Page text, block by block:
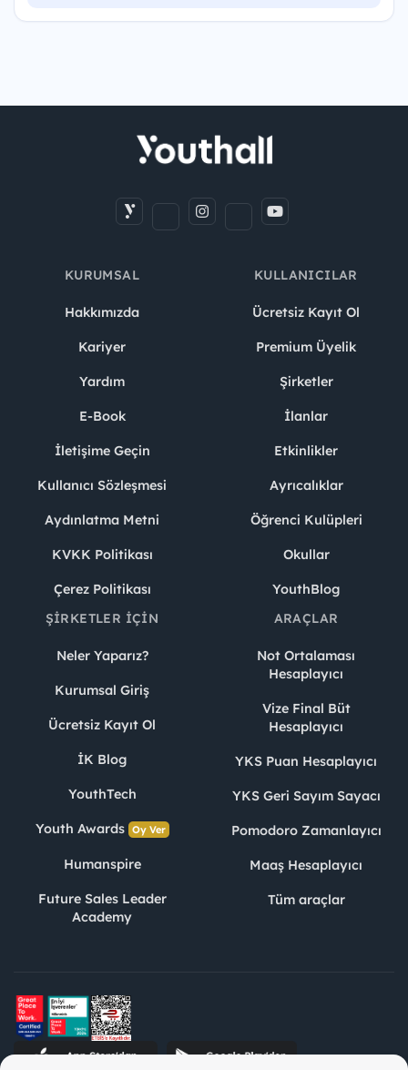
KURUMSAL
Hakkımızda
Kariyer
Yardım
E-Book
İletişime Geçin
Kullanıcı Sözleşmesi
Aydınlatma Metni
KVKK Politikası
Çerez Politikası
KULLANICILAR
Ücretsiz Kayıt Ol
Premium Üyelik
Şirketler
İlanlar
Etkinlikler
Ayrıcalıklar
Öğrenci Kulüpleri
Okullar
YouthBlog
ŞIRKETLER İÇIN
Neler Yaparız?
Kurumsal Giriş
Ücretsiz Kayıt Ol
İK Blog
YouthTech
Youth Awards Oy Ver
Humanspire
Future Sales Leader
Academy
ARAÇLAR
Not Ortalaması
Hesaplayıcı
Vize Final Büt
Hesaplayıcı
YKS Puan Hesaplayıcı
YKS Geri Sayım Sayacı
Pomodoro Zamanlayıcı
Maaş Hesaplayıcı
Tüm araçlar